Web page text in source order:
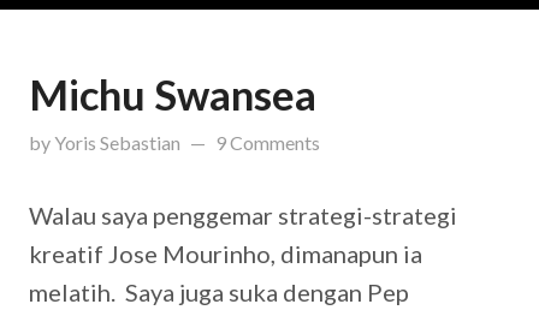
Michu Swansea
by Yoris Sebastian updated onMarch 31, 2019
9 Comments
Walau saya penggemar strategi-strategi
kreatif Jose Mourinho, dimanapun ia
melatih. Saya juga suka dengan Pep